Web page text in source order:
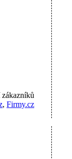
zákazníků
, Firmy.cz